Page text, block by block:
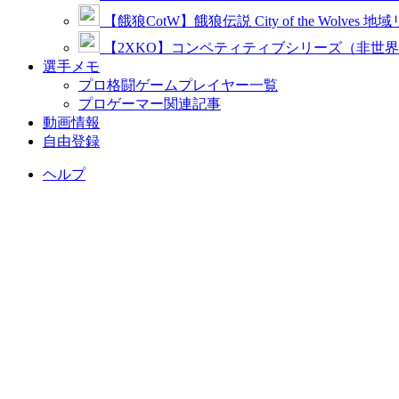
【餓狼CotW】餓狼伝説 City of the Wolves 地域
【2XKO】コンペティティブシリーズ（非世界
選手メモ
プロ格闘ゲームプレイヤー一覧
プロゲーマー関連記事
動画情報
自由登録
ヘルプ